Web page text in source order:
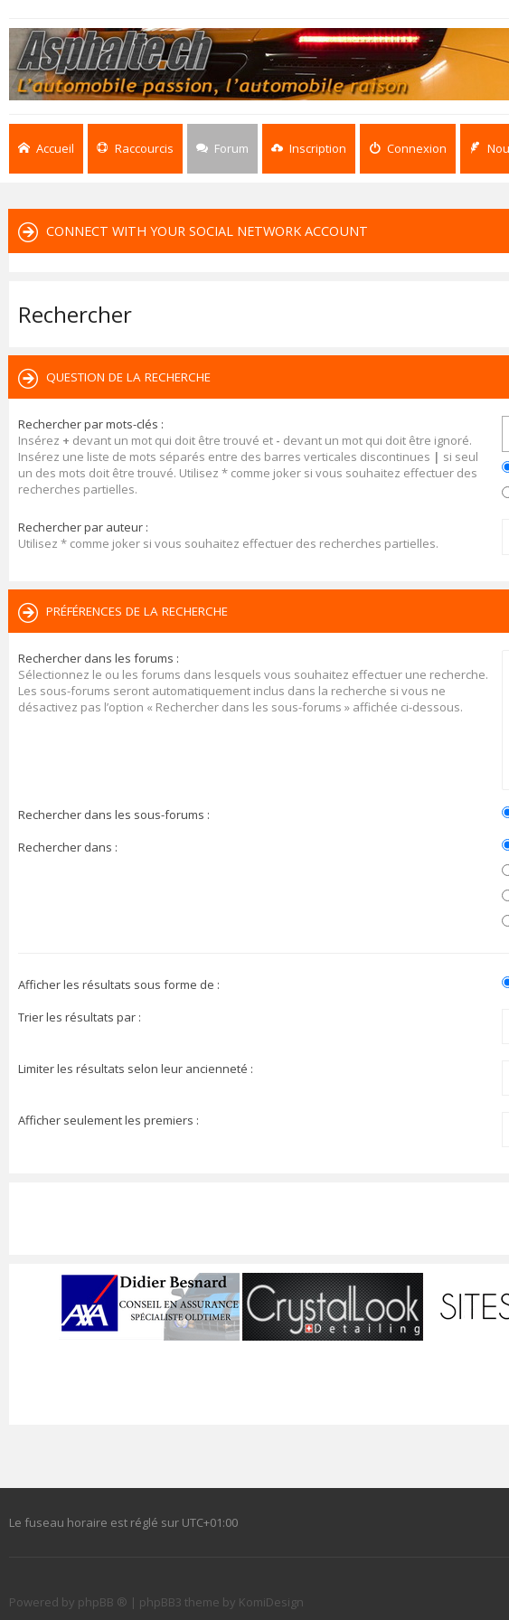
Accueil Raccourcis Forum Inscription Connexion
CONNECT WITH YOUR SOCIAL NETWORK ACCOUNT
Rechercher
QUESTION DE LA RECHERCHE
Rechercher par mots-clés :
Insérez + devant un mot qui doit être trouvé et - devant un mot qui doit être ignoré.
Insérez une liste de mots séparés entre des barres verticales discontinues | si seul
un des mots doit être trouvé. Utilisez * comme joker si vous souhaitez effectuer des
recherches partielles.
Rechercher par auteur :
Utilisez * comme joker si vous souhaitez effectuer des recherches partielles.
PRÉFÉRENCES DE LA RECHERCHE
Rechercher dans les forums :
Sélectionnez le ou les forums dans lesquels vous souhaitez effectuer une recherche.
Les sous-forums seront automatiquement inclus dans la recherche si vous ne
désactivez pas l’option « Rechercher dans les sous-forums » affichée ci-dessous.
Rechercher dans les sous-forums :
Rechercher dans :
Afficher les résultats sous forme de :
Trier les résultats par :
Limiter les résultats selon leur ancienneté :
Afficher seulement les premiers :
Le fuseau horaire est réglé sur UTC+01:00
Powered by phpBB ® | phpBB3 theme by KomiDesign